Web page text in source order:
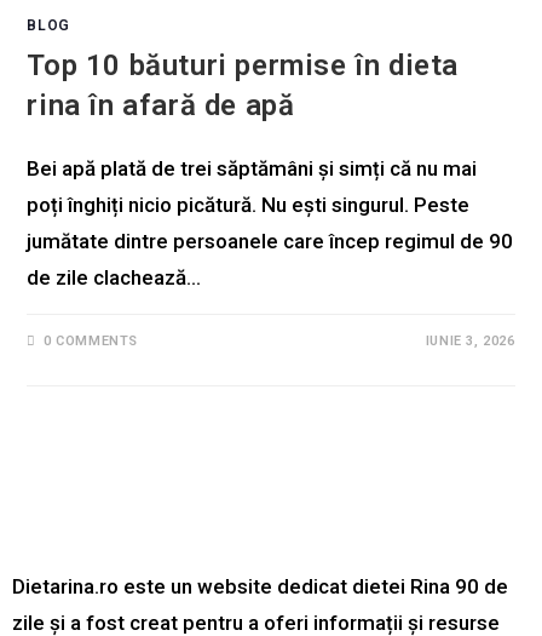
BLOG
Top 10 băuturi permise în dieta
rina în afară de apă
Bei apă plată de trei săptămâni și simți că nu mai
poți înghiți nicio picătură. Nu ești singurul. Peste
jumătate dintre persoanele care încep regimul de 90
de zile clachează…
0 COMMENTS IUNIE 3, 2026
Dietarina.ro este un website dedicat dietei Rina 90 de
zile și a fost creat pentru a oferi informații și resurse